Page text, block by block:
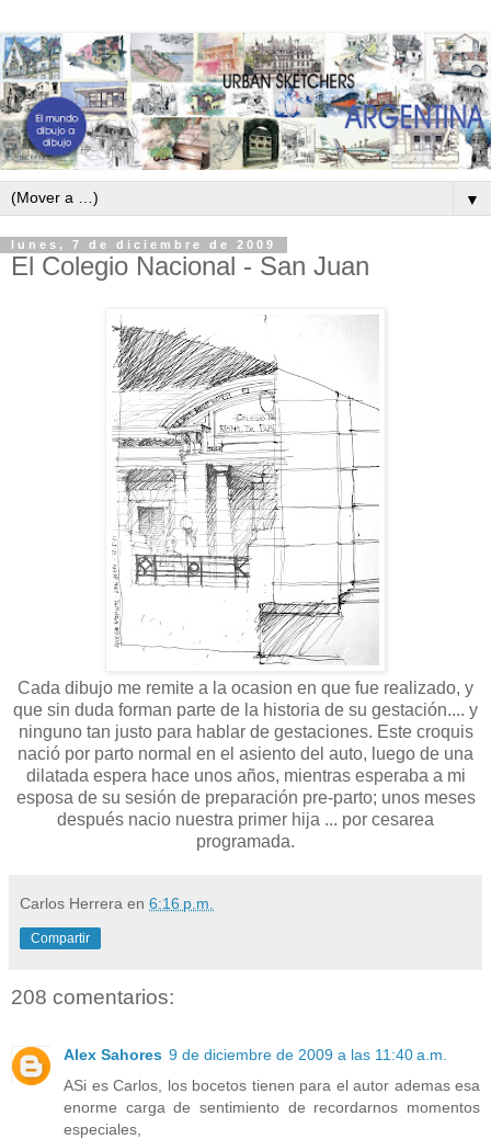
▼
lunes, 7 de diciembre de 2009
El Colegio Nacional - San Juan
Cada dibujo me remite a la ocasion en que fue realizado, y
que sin duda forman parte de la historia de su gestación.... y
ninguno tan justo para hablar de gestaciones. Este croquis
nació por parto normal en el asiento del auto, luego de una
dilatada espera hace unos años, mientras esperaba a mi
esposa de su sesión de preparación pre-parto; unos meses
después nacio nuestra primer hija ... por cesarea
programada.
Carlos Herrera en 6:16 p.m.
Compartir
208 comentarios:
Alex Sahores 9 de diciembre de 2009 a las 11:40 a.m.
ASi es Carlos, los bocetos tienen para el autor ademas esa
enorme carga de sentimiento de recordarnos momentos
especiales,